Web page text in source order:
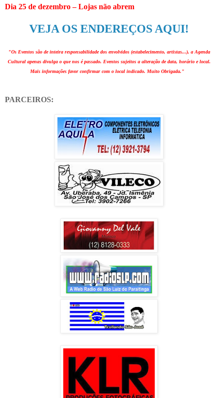
Dia 25 de dezembro – Lojas não abrem
VEJA OS ENDEREÇOS AQUI!
"Os Eventos são de inteira responsabilidade dos envolvidos (estabelecimento, artistas...), a Agenda
Cultural apenas divulga o que nos é passado. Eventos sujeitos a alteração de data, horário e local.
Mais informações favor confirmar com o local indicado. Muito Obrigada."
PARCEIROS: